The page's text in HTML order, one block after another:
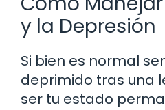
y la Depresión
Si bien es normal
deprimido tras una
ser tu estado